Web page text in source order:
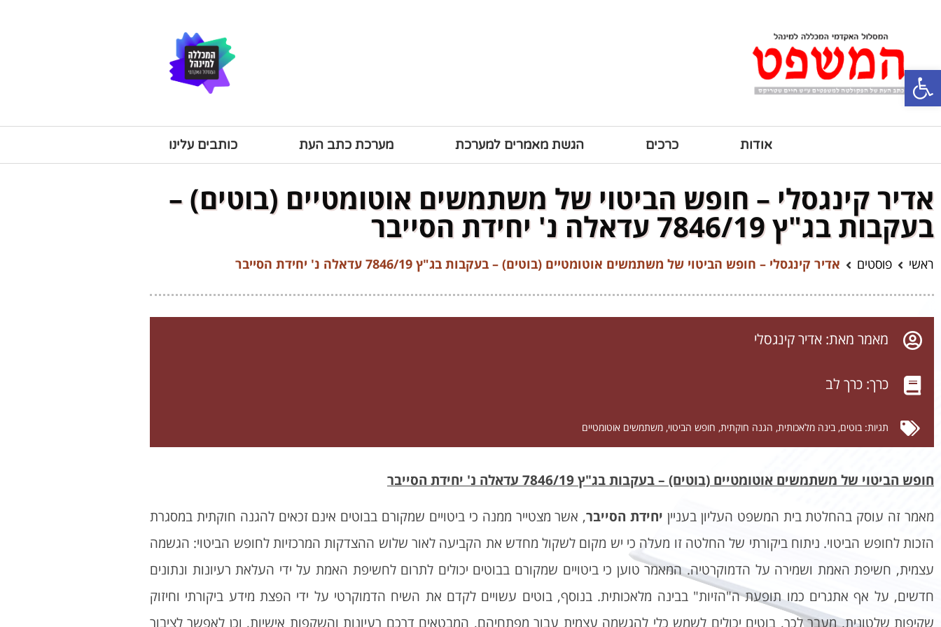
פתח סרגל נגישות
אודות כרכים הגשת מאמרים למערכת מערכת כתב העת כותבים עלינו
אדיר קינגסלי – חופש הביטוי של משתמשים אוטומטיים (בוטים) –
בעקבות בג"ץ 7846/19 עדאלה נ' יחידת הסייבר
ראשי פוסטים אדיר קינגסלי – חופש הביטוי של משתמשים אוטומטיים (בוטים) – בעקבות בג"ץ 7846/19 עדאלה נ' יחידת הסייבר
מאמר מאת: אדיר קינגסלי
כרך: כרך לב
תגיות: בוטים, בינה מלאכותית, הגנה חוקתית, חופש הביטוי, משתמשים אוטומטיים
חופש הביטוי של משתמשים אוטומטיים (בוטים) – בעקבות בג"ץ 7846/19 עדאלה נ' יחידת הסייבר
מאמר זה עוסק בהחלטת בית המשפט העליון בעניין יחידת הסייבר, אשר מצטייר ממנה כי ביטויים שמקורם בבוטים אינם זכאים להגנה חוקתית במסגרת
הזכות לחופש הביטוי. ניתוח ביקורתי של החלטה זו מעלה כי יש מקום לשקול מחדש את הקביעה לאור שלוש ההצדקות המרכזיות לחופש הביטוי: הגשמה
עצמית, חשיפת האמת ושמירה על הדמוקרטיה. המאמר טוען כי ביטויים שמקורם בבוטים יכולים לתרום לחשיפת האמת על ידי העלאת רעיונות ונתונים
חדשים, על אף אתגרים כמו תופעת ה"הזיות" בבינה מלאכותית. בנוסף, בוטים עשויים לקדם את השיח הדמוקרטי על ידי הפצת מידע ביקורתי וחיזוק
שקיפות שלטונית. מעבר לכך, בוטים יכולים לשמש כלי להגשמה עצמית עבור מפתחיהם, המבטאים דרכם רעיונות והשקפות אישיות, וכן לאפשר לציבור